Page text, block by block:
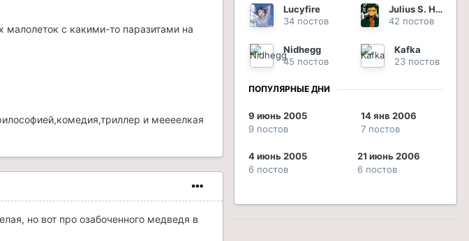
малолеток с какими-то паразитами на
и меееелкая
но вот про озабоченного медведя в
Lucyfire
34 постов
Julius S. Hawek
42 постов
Nidhegg
45 постов
Kafka
23 постов
ПОПУЛЯРНЫЕ ДНИ
9 июнь 2005
9 постов
14 янв 2006
7 постов
4 июнь 2005
6 постов
21 июнь 2006
6 постов